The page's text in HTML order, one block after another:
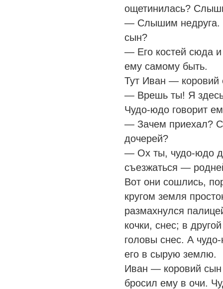
ощетинилась?
— Слышим недруга.
сын?
— Его костей сюда
ему самому быть.
Тут Иван — коровий
— Врешь ты! Я
Чудо-юдо говорит
— Зачем приехал?
дочерей?
— Ох ты, чудо-юдо
съезжаться —
Вот они сошлись,
кругом земля
размахнулся
кочки, снес; в
головы снес. А
его в сырую землю.
Иван — коровий сын
бросил ему в очи.